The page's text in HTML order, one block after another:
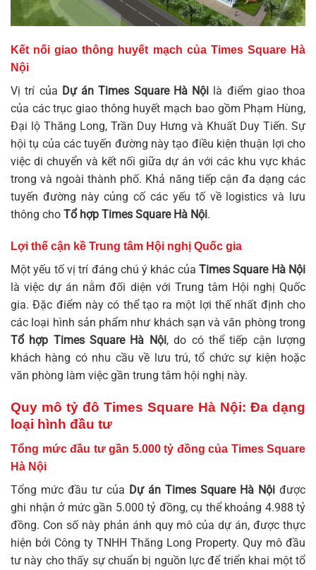
Kết nối giao thông huyết mạch của Times Square Hà
Nội
Vị trí của Dự án Times Square Hà Nội là điểm giao thoa
của các trục giao thông huyết mạch bao gồm Phạm Hùng,
Đại lộ Thăng Long, Trần Duy Hưng và Khuất Duy Tiến. Sự
hội tụ của các tuyến đường này tạo điều kiện thuận lợi cho
việc di chuyển và kết nối giữa dự án với các khu vực khác
trong và ngoài thành phố. Khả năng tiếp cận đa dạng các
tuyến đường này củng cố các yếu tố về logistics và lưu
thông cho Tổ hợp Times Square Hà Nội.
Lợi thế cận kề Trung tâm Hội nghị Quốc gia
Một yếu tố vị trí đáng chú ý khác củaTimes Square Hà Nội
là việc dự án nằm đối diện với Trung tâm Hội nghị Quốc
gia. Đặc điểm này có thể tạo ra một lợi thế nhất định cho
các loại hình sản phẩm như khách sạn và văn phòng trong
Tổ hợp Times Square Hà Nội, do có thể tiếp cận lượng
khách hàng có nhu cầu về lưu trú, tổ chức sự kiện hoặc
văn phòng làm việc gần trung tâm hội nghị này.
Quy mô tỷ đô Times Square Hà Nội: Đa dạng
loại hình đầu tư
Tổng mức đầu tư gần 5.000 tỷ đồng của Times Square
Hà Nội
Tổng mức đầu tư của Dự án Times Square Hà Nội được
ghi nhận ở mức gần 5.000 tỷ đồng, cụ thể khoảng 4.988 tỷ
đồng. Con số này phản ánh quy mô của dự án, được thực
hiện bởi Công ty TNHH Thăng Long Property. Quy mô đầu
tư này cho thấy sự chuẩn bị nguồn lực để triển khai một tổ